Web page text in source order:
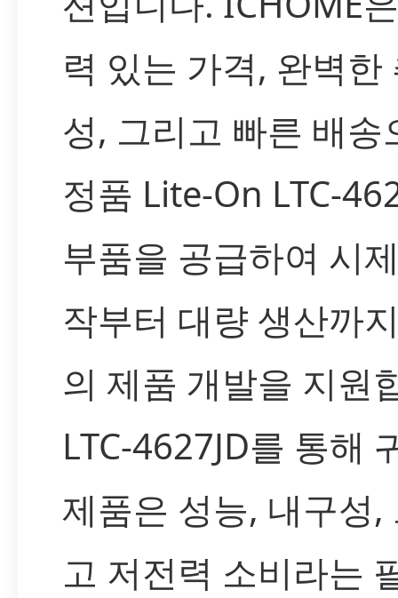
력 있는 가격, 완벽한
성, 그리고 빠른 배송
정품 Lite-On LTC-
부품을 공급하여 시
작부터 대량 생산까
의 제품 개발을 지원
LTC-4627JD를 통해
제품은 성능, 내구성,
고 저전력 소비라는